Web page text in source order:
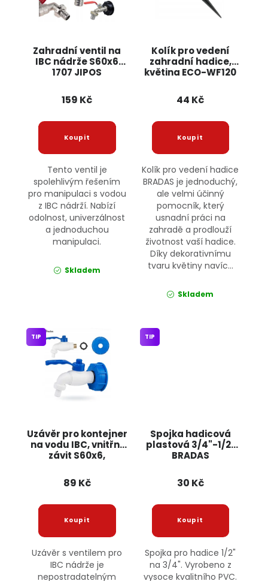
Zahradní ventil na
IBC nádrže S60x6
1707 JIPOS
159 Kč
Tento ventil je
spolehlivým řešením
pro manipulaci s vodou
z IBC nádrží. Nabízí
odolnost, univerzálnost
a jednoduchou
manipulaci.
Skladem
Kolík pro vedení
zahradní hadice,
květina ECO-WF120
44 Kč
Kolík pro vedení hadice
BRADAS je jednoduchý,
ale velmi účinný
pomocník, který
usnadní práci na
zahradě a prodlouží
životnost vaší hadice.
Díky dekorativnímu
tvaru květiny navíc...
Skladem
Uzávěr pro kontejner
na vodu IBC, vnitřní
závit S60x6,
ocelovým závitem
1/2" a těsněním
TIP
89 Kč
Uzávěr s ventilem pro
IBC nádrže je
nepostradatelným
Spojka hadicová
plastová 3/4"-1/2"
BRADAS
TIP
30 Kč
Spojka pro hadice 1/2"
na 3/4". Vyrobeno z
vysoce kvalitního PVC.